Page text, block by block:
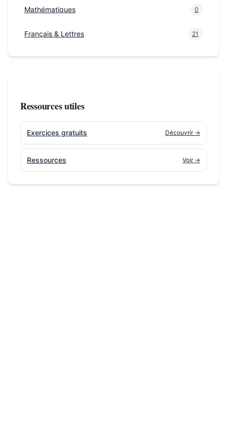
Mathématiques 0
Français & Lettres 21
Ressources utiles
Exercices gratuits Découvrir →
Ressources Voir →